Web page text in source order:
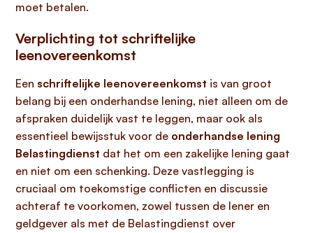
moet betalen.
Verplichting tot schriftelijke
leenovereenkomst
Een schriftelijke leenovereenkomst is van groot
belang bij een onderhandse lening, niet alleen om de
afspraken duidelijk vast te leggen, maar ook als
essentieel bewijsstuk voor de onderhandse lening
Belastingdienst dat het om een zakelijke lening gaat
en niet om een schenking. Deze vastlegging is
cruciaal om toekomstige conflicten en discussie
achteraf te voorkomen, zowel tussen de lener en
geldgever als met de Belastingdienst over